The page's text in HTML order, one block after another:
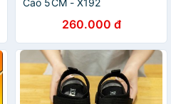
Cao 5CM - X192
260.000 đ